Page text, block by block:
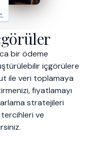
bir ödeme
içgörülere
ile veri toplamaya
fiyatlamayı
stratejileri
tercihleri ve